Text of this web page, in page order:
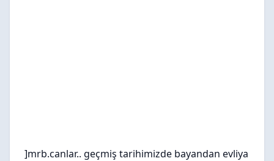
]mrb.canlar.. geçmiş tarihimizde bayandan evliya